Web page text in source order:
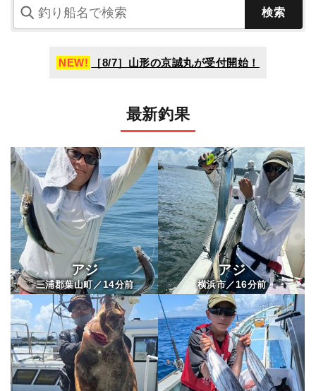
検索
NEW! ［8/7］山形の京誠丸が受付開始！
最新釣果
アジ
三浦郡葉山町／14分前
アジ
横浜市／ 16分前